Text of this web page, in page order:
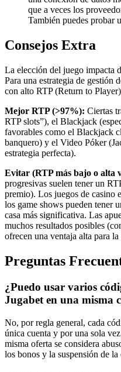
que a veces los
También puedes probar
Consejos Extra
La elección del juego impacta
Para una estrategia de gestión
con alto RTP (Return to
Mejor RTP (>97%): Ciertas
RTP slots”), el Blackjack
favorables como el Blackjack
banquero) y el Video Póker
estrategia perfecta).
Evitar (RTP más bajo o alta
progresivas suelen tener un
premio). Los juegos de
los game shows pueden tener
casa más significativa. Las
muchos resultados posibles
ofrecen una ventaja alta para la
Preguntas
¿Puedo usar varios
Jugabet en una misma
No, por regla general, cada
única cuenta y por una sola
misma oferta se considera
los bonos y la suspensión de la